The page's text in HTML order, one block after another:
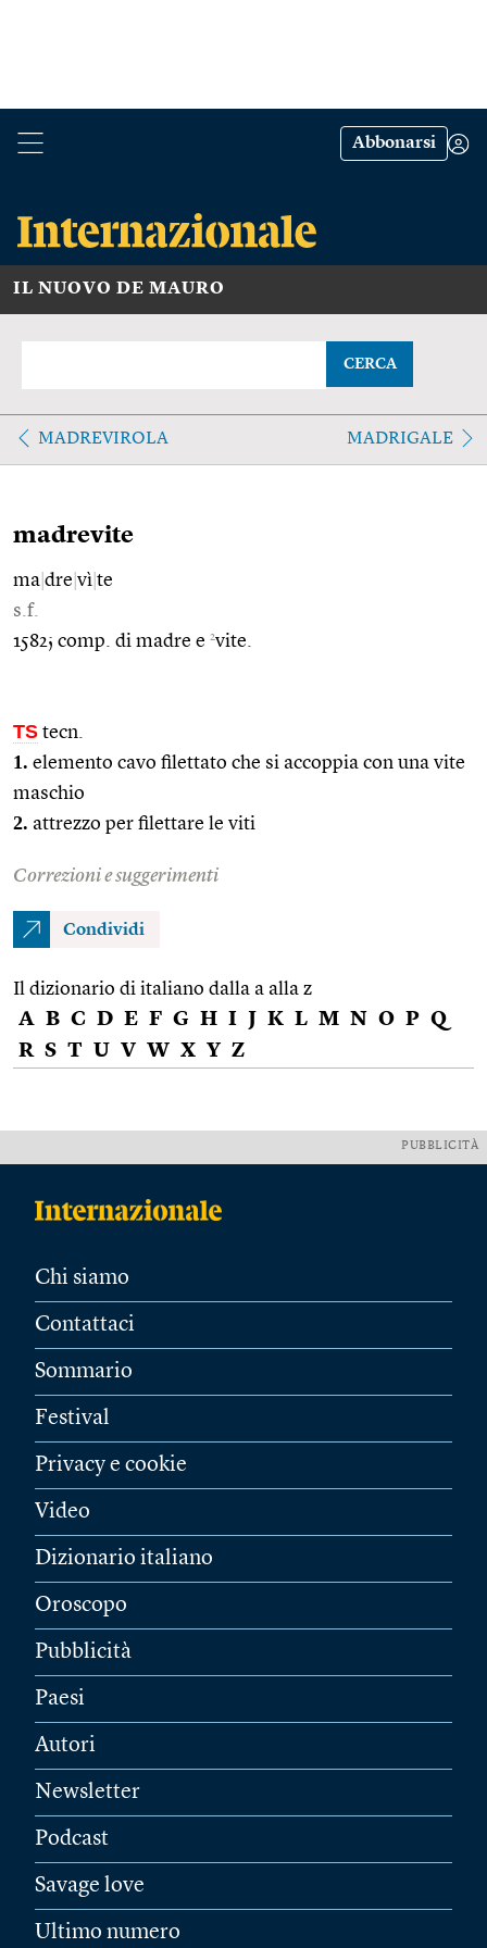
Abbonarsi
IL NUOVO DE MAURO
CERCA
MADREVIROLA MADRIGALE
madrevite
ma dre vì te
s.f.
1582; comp. di madre e 2vite.
TS tecn.
1. elemento cavo filettato che si accoppia con una vite
maschio
2. attrezzo per filettare le viti
Correzioni e suggerimenti
Condividi
Il dizionario di italiano dalla a alla z
A B C D E F G H I J K L M N O P Q
R S T U V W X Y Z
PUBBLICITÀ
Chi siamo
Contattaci
Sommario
Festival
Privacy e cookie
Video
Dizionario italiano
Oroscopo
Pubblicità
Paesi
Autori
Newsletter
Podcast
Savage love
Ultimo numero